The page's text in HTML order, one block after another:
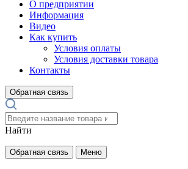
О предприятии
Информация
Видео
Как купить
Условия оплаты
Условия доставки товара
Контакты
Обратная связь
Найти
Обратная связь Меню